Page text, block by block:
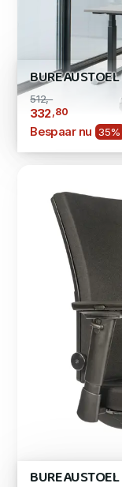
512,-
332,80
Bespaar nu 35%